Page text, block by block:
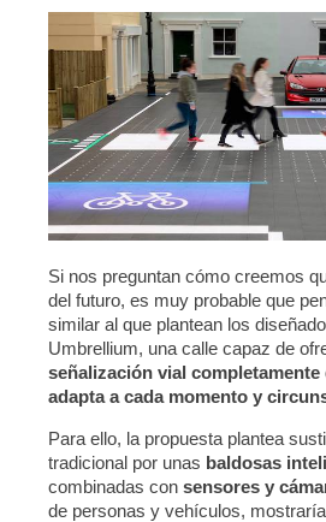
Si nos preguntan cómo creemos
del futuro, es muy probable que
similar al que plantean los
Umbrellium, una calle capaz de
señalización vial completamente
adapta a cada momento y
Para ello, la propuesta plantea
tradicional por unas baldosas
combinadas con sensores y
de personas y vehículos,